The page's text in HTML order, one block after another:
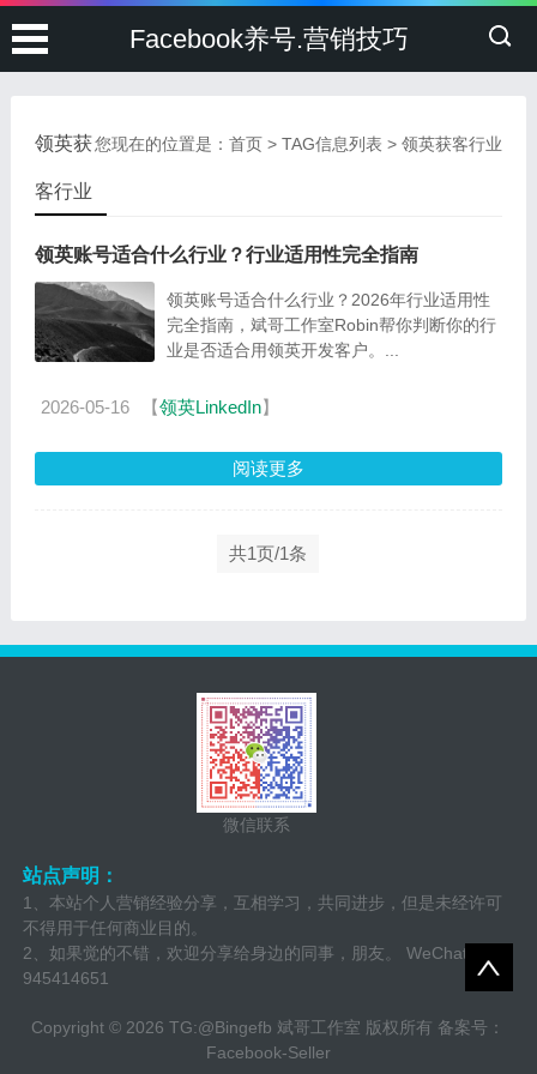
Facebook养号.营销技巧
您现在的位置是：首页 > TAG信息列表 > 领英获客行业
领英获
客行业
领英账号适合什么行业？行业适用性完全指南
领英账号适合什么行业？2026年行业适用性
完全指南，斌哥工作室Robin帮你判断你的行
业是否适合用领英开发客户。...
2026-05-16 【领英LinkedIn】
阅读更多
共1页/1条
微信联系
站点声明：
1、本站个人营销经验分享，互相学习，共同进步，但是未经许可
不得用于任何商业目的。
2、如果觉的不错，欢迎分享给身边的同事，朋友。 WeChat:
945414651
Copyright © 2026 TG:@Bingefb 斌哥工作室 版权所有 备案号：
Facebook-Seller